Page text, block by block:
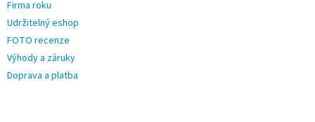
Firma roku
Udržitelný eshop
FOTO recenze
Výhody a záruky
Doprava a platba